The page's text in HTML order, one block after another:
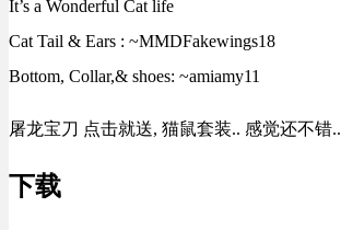
It’s a Wonderful Cat life
Cat Tail & Ears : ~MMDFakewings18
Bottom, Collar,& shoes: ~amiamy11
屠龙宝刀 点击就送, 猫鼠套装.. 感觉还不错..
下载